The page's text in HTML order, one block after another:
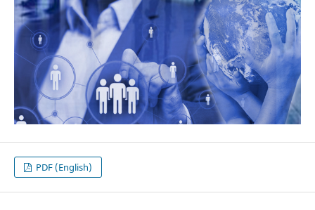
PDF (English)